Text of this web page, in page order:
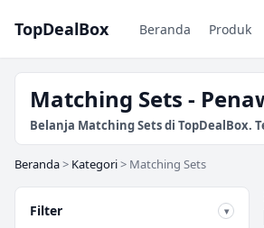
TopDealBox Beranda Produk
Matching Sets -
Belanja Matching Sets di
Beranda> Kategori> Matching Sets
Filter